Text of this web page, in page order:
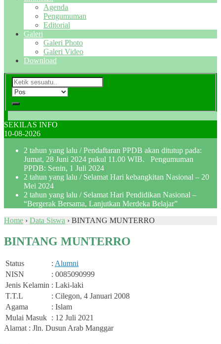
Agenda
Pengumuman
Editorial
Galeri
Galeri Photo
Galeri Video
Download
SEKILAS INFO
10-08-2026
2 tahun yang lalu / Pendaftaran PPDB akan ditutup pada:
Jumat, 28 Juni 2024 pukul 11.00 WIB. Pengumuman
PPDB: Senin, 1 Juli 2024
2 tahun yang lalu / Selamat Hari kebangkitan Nasional – 20
Mei 2024
2 tahun yang lalu / Selamat Hari Pendidikan Nasional –
“Bergerak Bersama, Lanjutkan Merdeka Belajar”
Home › Data Siswa › BINTANG MUNTERRO
BINTANG MUNTERRO
Status : Alumni
NISN
: 0085090999
Jenis Kelamin : Laki-laki
T.T.L
: Cilegon, 4 Januari 2008
Agama
: Islam
Mulai Masuk : 12 Juli 2021
Alamat : Jln. Dusun Arab Manggar